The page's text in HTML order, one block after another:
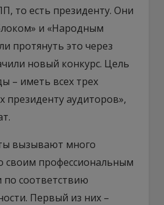
то есть президенту. Они
и «Народным
протянуть это через
новый конкурс. Цель
– иметь всех трех
президенту аудиторов»,
вызывают много
своим профессиональным
по соответствию
Первый из них –